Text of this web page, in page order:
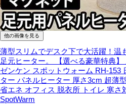
他の画像を見る
薄型スリムでデスク下で大活躍！温
足元ヒーター。
【選べる豪華特典
ゼンケン スポットウォーム RH-153
ター パネルヒーター 厚さ3cm 超薄
省エネ オフィス 脱衣所 トイレ 寒さ
SpotWarm